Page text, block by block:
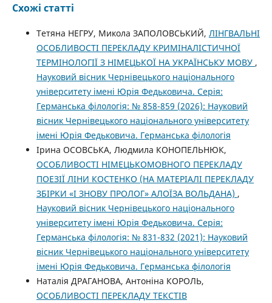
Схожі статті
Тетяна НЕГРУ, Микола ЗАПОЛОВСЬКИЙ, ЛІНГВАЛЬНІ
ОСОБЛИВОСТІ ПЕРЕКЛАДУ КРИМІНАЛІСТИЧНОЇ
ТЕРМІНОЛОГІЇ З НІМЕЦЬКОЇ НА УКРАЇНСЬКУ МОВУ ,
Науковий вісник Чернівецького національного
університету імені Юрія Федьковича. Серія:
Германська філологія: № 858-859 (2026): Науковий
вісник Чернівецького національного університету
імені Юрія Федьковича. Германська філологія
Ірина ОСОВСЬКА, Людмила КОНОПЕЛЬНЮК,
ОСОБЛИВОСТІ НІМЕЦЬКОМОВНОГО ПЕРЕКЛАДУ
ПОЕЗІЇ ЛІНИ КОСТЕНКО (НА МАТЕРІАЛІ ПЕРЕКЛАДУ
ЗБІРКИ «І ЗНОВУ ПРОЛОГ» АЛОЇЗА ВОЛЬДАНА) ,
Науковий вісник Чернівецького національного
університету імені Юрія Федьковича. Серія:
Германська філологія: № 831-832 (2021): Науковий
вісник Чернівецького національного університету
імені Юрія Федьковича. Германська філологія
Наталія ДРАГАНОВА, Антоніна КОРОЛЬ,
ОСОБЛИВОСТІ ПЕРЕКЛАДУ ТЕКСТІВ